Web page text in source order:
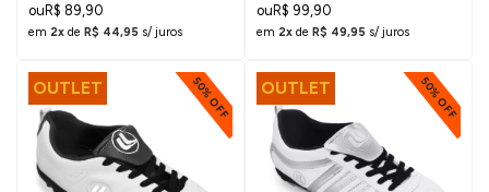
R$ 89,90
em 2x de R$ 44,95 s/ juros
R$ 99,90
em 2x de R$ 49,95 s/ juros
OUTLET 50% OFF OUTLET 50% OFF